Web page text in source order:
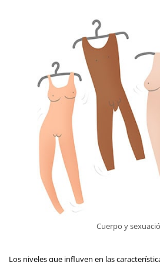
Cuerpo y
Los niveles que influyen en las